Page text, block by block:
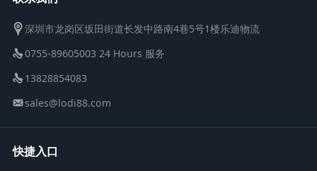
深圳市龙岗区坂田街道长发中路南4巷5号1楼乐迪物流
0755-89605003 24 Hours 服务
13828854083
sales@lodi88.com
快捷入口